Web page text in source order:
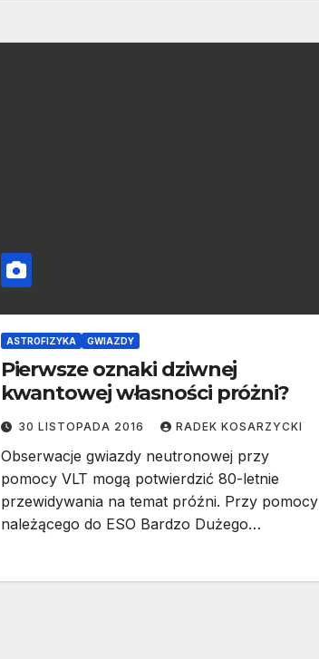
ASTROFIZYKA GWIAZDY
Pierwsze oznaki dziwnej
kwantowej własności próżni?
30 LISTOPADA 2016 RADEK KOSARZYCKI
Obserwacje gwiazdy neutronowej przy
pomocy VLT mogą potwierdzić 80-letnie
przewidywania na temat próźni. Przy pomocy
należącego do ESO Bardzo Dużego…